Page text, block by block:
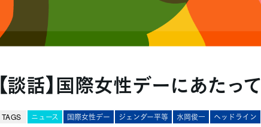
【談話】国際女性デーにあたって
TAGS ニュース 国際女性デー ジェンダー平等 水岡俊一 ヘッドライン